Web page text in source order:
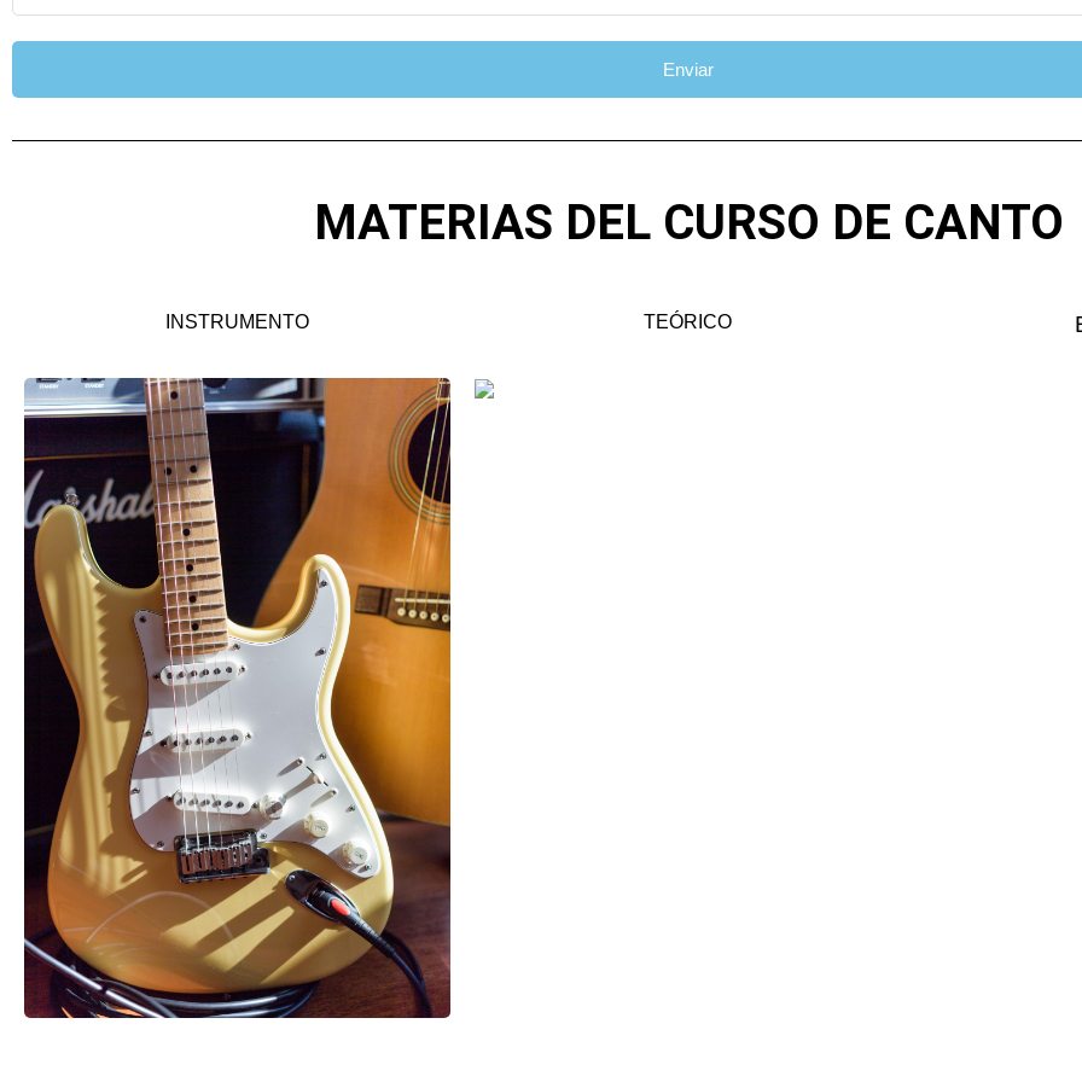
Enviar
MATERIAS DEL CURSO DE CANTO
INSTRUMENTO TEÓRICO